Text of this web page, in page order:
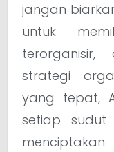
jangan
untuk
strategi
yang tepat,
setiap sudut